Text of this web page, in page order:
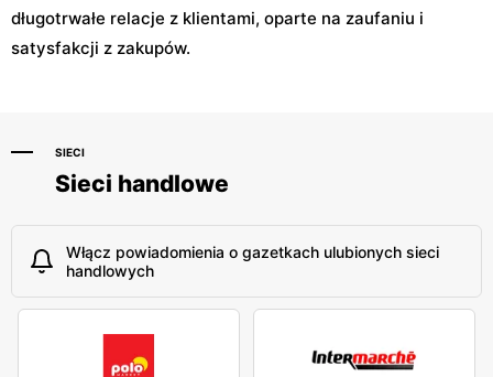
długotrwałe relacje z klientami, oparte na zaufaniu i
satysfakcji z zakupów.
SIECI
Sieci handlowe
Włącz powiadomienia o gazetkach ulubionych sieci
handlowych